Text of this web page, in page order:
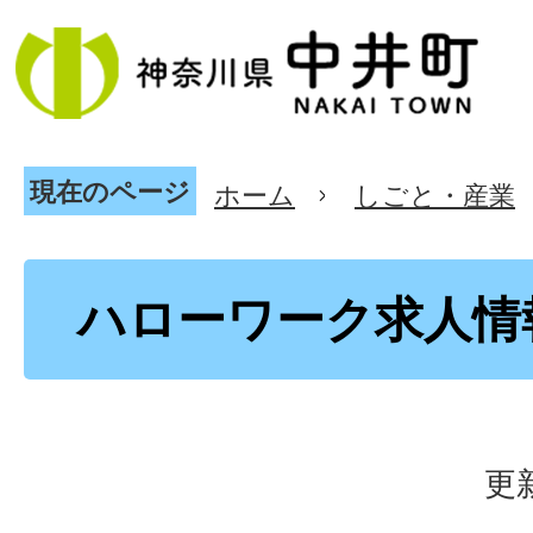
現在のページ ホーム しごと・産業
ハローワーク求人情
更